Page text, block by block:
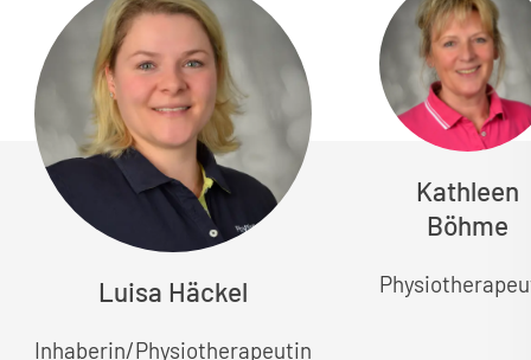
Luisa Häckel
Inhaberin/Physiotherapeutin
Kathleen
Böhme